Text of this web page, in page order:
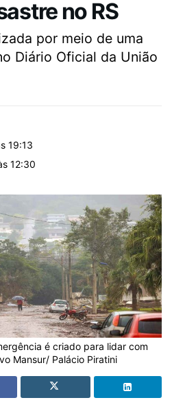
no RS
por meio de uma
Diário Oficial da União
19:13
12:30
é criado para lidar com
Mansur/ Palácio Piratini